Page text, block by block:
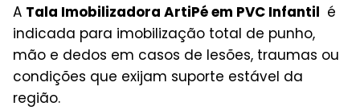
A Tala Imobilizadora ArtiPé em PVC Infantil é
indicada para imobilização total de punho,
mão e dedos em casos de lesões, traumas ou
condições que exijam suporte estável da
região.